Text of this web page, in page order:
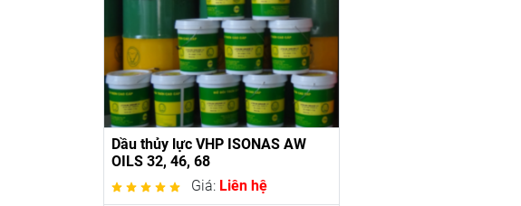
Dầu thủy lực VHP ISONAS AW
OILS 32, 46, 68
Giá: Liên hệ